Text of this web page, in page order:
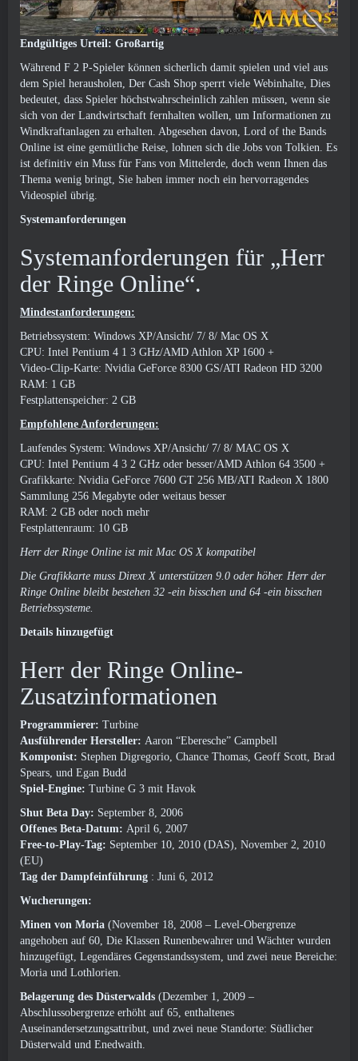
Endgültiges Urteil: Großartig
Während F 2 P-Spieler können sicherlich damit spielen und viel aus
dem Spiel herausholen, Der Cash Shop sperrt viele Webinhalte, Dies
bedeutet, dass Spieler höchstwahrscheinlich zahlen müssen, wenn sie
sich von der Landwirtschaft fernhalten wollen, um Informationen zu
Windkraftanlagen zu erhalten. Abgesehen davon, Lord of the Bands
Online ist eine gemütliche Reise, lohnen sich die Jobs von Tolkien. Es
ist definitiv ein Muss für Fans von Mittelerde, doch wenn Ihnen das
Thema wenig bringt, Sie haben immer noch ein hervorragendes
Videospiel übrig.
Systemanforderungen
Systemanforderungen für „Herr
der Ringe Online“.
Mindestanforderungen:
Betriebssystem: Windows XP/Ansicht/ 7/ 8/ Mac OS X
CPU: Intel Pentium 4 1 3 GHz/AMD Athlon XP 1600 +
Video-Clip-Karte: Nvidia GeForce 8300 GS/ATI Radeon HD 3200
RAM: 1 GB
Festplattenspeicher: 2 GB
Empfohlene Anforderungen:
Laufendes System: Windows XP/Ansicht/ 7/ 8/ MAC OS X
CPU: Intel Pentium 4 3 2 GHz oder besser/AMD Athlon 64 3500 +
Grafikkarte: Nvidia GeForce 7600 GT 256 MB/ATI Radeon X 1800
Sammlung 256 Megabyte oder weitaus besser
RAM: 2 GB oder noch mehr
Festplattenraum: 10 GB
Herr der Ringe Online ist mit Mac OS X kompatibel
Die Grafikkarte muss Dirext X unterstützen 9.0 oder höher. Herr der
Ringe Online bleibt bestehen 32 -ein bisschen und 64 -ein bisschen
Betriebssysteme.
Details hinzugefügt
Herr der Ringe Online-
Zusatzinformationen
Programmierer: Turbine
Ausführender Hersteller: Aaron “Eberesche” Campbell
Komponist: Stephen Digregorio, Chance Thomas, Geoff Scott, Brad
Spears, und Egan Budd
Spiel-Engine: Turbine G 3 mit Havok
Shut Beta Day: September 8, 2006
Offenes Beta-Datum: April 6, 2007
Free-to-Play-Tag: September 10, 2010 (DAS), November 2, 2010
(EU)
Tag der Dampfeinführung : Juni 6, 2012
Wucherungen:
Minen von Moria (November 18, 2008 – Level-Obergrenze
angehoben auf 60, Die Klassen Runenbewahrer und Wächter wurden
hinzugefügt, Legendäres Gegenstandssystem, und zwei neue Bereiche:
Moria und Lothlorien.
Belagerung des Düsterwalds (Dezember 1, 2009 –
Abschlussobergrenze erhöht auf 65, enthaltenes
Auseinandersetzungsattribut, und zwei neue Standorte: Südlicher
Düsterwald und Enedwaith.